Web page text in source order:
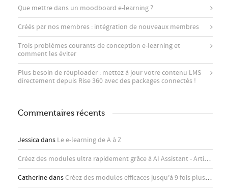
Que mettre dans un moodboard e-learning ?
Créés par nos membres : intégration de nouveaux membres
Trois problèmes courants de conception e-learning et
comment les éviter
Plus besoin de réuploader : mettez à jour votre contenu LMS
directement depuis Rise 360 ​​avec des packages connectés !
Commentaires récents
Jessicadans Le e-learning de A à Z
Créez des modules ultra rapidement grâce à AI Assistant - Articulate
CatherinedansCréez des modules efficaces jusqu’à 9 fois plus rapidement avec l’assistant IA d’Articulate